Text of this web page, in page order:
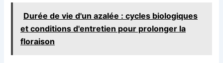
Durée de vie d'un azalée : cycles biologiques
et conditions d'entretien pour prolonger la
floraison